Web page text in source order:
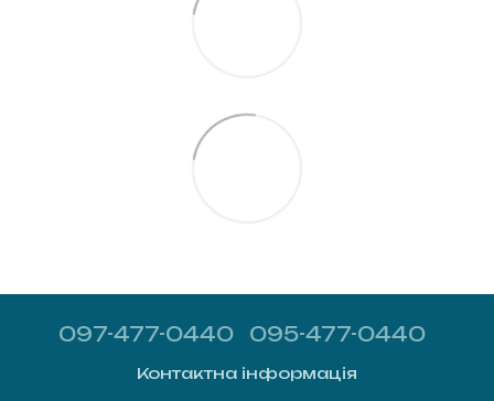
097-477-0440 095-477-0440
Контактна інформація